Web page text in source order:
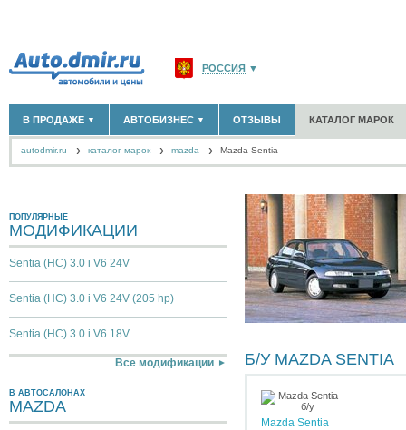
РОССИЯ ▼
САНКТ-ПЕТЕРБУРГ И ОБЛАСТЬ(14298)
КРАСНОДАРСКИЙ КРАЙ
СЕВАСТОПОЛЬ(11)
СПИСОК ВСЕХ РЕГИОНОВ
В ПРОДАЖЕ ▼
НОВЫЕ АВТОМОБИЛИ(30122)
АВТОБИЗНЕС ▼
ОФИЦИАЛЬНЫЕ ДИЛЕРЫ(1347)
ТАКСИ
ЗАПЧАСТИ(848)
ЗАПРАВКИ
АРЕНДА(190)
+ ДОБАВИТЬ КОМПАНИЮ
СПЕЦИАЛИСТЫ
ОТЗЫВЫ КАТАЛОГ МАРОК
autodmir.ru каталог марок mazda Mazda Sentia
ПОПУЛЯРНЫЕ
МОДИФИКАЦИИ
Sentia (HC) 3.0 i V6 24V
Sentia (HC) 3.0 i V6 24V (205 hp)
Sentia (HC) 3.0 i V6 18V
Все модификации
В АВТОСАЛОНАХ
MAZDA
Б/У MAZDA SENTIA
Mazda Sentia